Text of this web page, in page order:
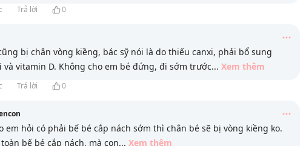
Trả lời 0
bị chân vòng kiềng, bác sỹ nói là do thiếu canxi, phải bổ sung
và vitamin D. Không cho em bé đứng, đi sớm trước... Xem thêm
Trả lời 0
em hỏi có phải bế bé cắp nách sớm thì chân bé sẽ bị vòng kiềng ko.
toàn bế bé cắp nách, mà con... Xem thêm